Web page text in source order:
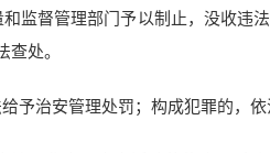
监督管理部门予以制止，没收违
处。
治安管理处罚；构成犯罪的，依